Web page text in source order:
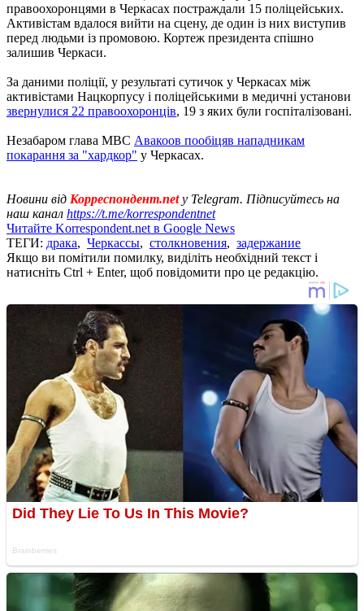
правоохоронцями в Черкасах постраждали 15 поліцейських.
Активістам вдалося вийти на сцену, де один із них виступив
перед людьми із промовою. Кортеж президента спішно
залишив Черкаси.
За даними поліції, у результаті сутичок у Черкасах між
активістами Нацкорпусу і поліцейськими в медичні установи
звернулися 22 правоохоронців, 19 з яких були госпіталізовані.
Незабаром глава МВС Авакоов пообіцяв нападникам
покарання за "хардкор" у Черкасах.
Новини від Корреспондент.netу Telegram. Підписуйтесь на
наш канал https://t.me/korrespondentnet
Читайте Korrespondent.net в Google News
ТЕГИ: драка, Черкассы, столкновения, задержание
Якщо ви помітили помилку, виділіть необхідний текст і
натисніть Ctrl + Enter, щоб повідомити про це редакцію.